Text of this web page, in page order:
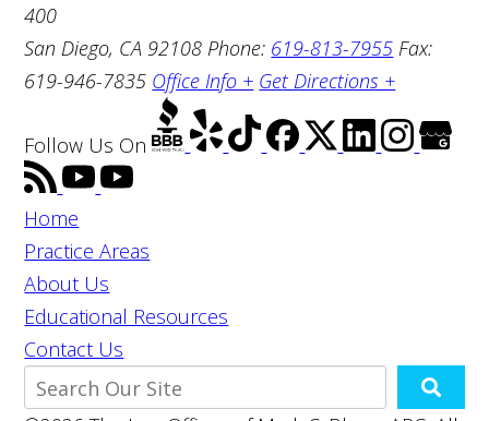
400
San Diego, CA 92108 Phone: 619-813-7955 Fax:
619-946-7835 Office Info + Get Directions +
Follow Us On
Home
Practice Areas
About Us
Educational Resources
Contact Us